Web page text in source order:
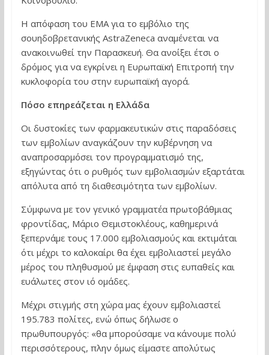
Η απόφαση του ΕΜΑ για το εμβόλιο της
σουηδοβρετανικής AstraZeneca αναμένεται να
ανακοινωθεί την Παρασκευή. Θα ανοίξει έτσι ο
δρόμος για να εγκρίνει η Ευρωπαϊκή Επιτροπή την
κυκλοφορία του στην ευρωπαϊκή αγορά.
Πόσο επηρεάζεται η Ελλάδα
Οι δυστοκίες των φαρμακευτικών στις παραδόσεις
των εμβολίων αναγκάζουν την κυβέρνηση να
αναπροσαρμόσει τον προγραμματισμό της,
εξηγώντας ότι ο ρυθμός των εμβολιασμών εξαρτάται
απόλυτα από τη διαθεσιμότητα των εμβολίων.
Σύμφωνα με τον γενικό γραμματέα πρωτοβάθμιας
φροντίδας, Μάριο Θεμιστοκλέους, καθημερινά
ξεπερνάμε τους 17.000 εμβολιασμούς και εκτιμάται
ότι μέχρι το καλοκαίρι θα έχει εμβολιαστεί μεγάλο
μέρος του πληθυσμού με έμφαση στις ευπαθείς και
ευάλωτες στον ιό ομάδες.
Μέχρι στιγμής στη χώρα μας έχουν εμβολιαστεί
195.783 πολίτες, ενώ όπως δήλωσε ο
πρωθυπουργός: «θα μπορούσαμε να κάνουμε πολύ
περισσότερους, πλην όμως είμαστε απολύτως